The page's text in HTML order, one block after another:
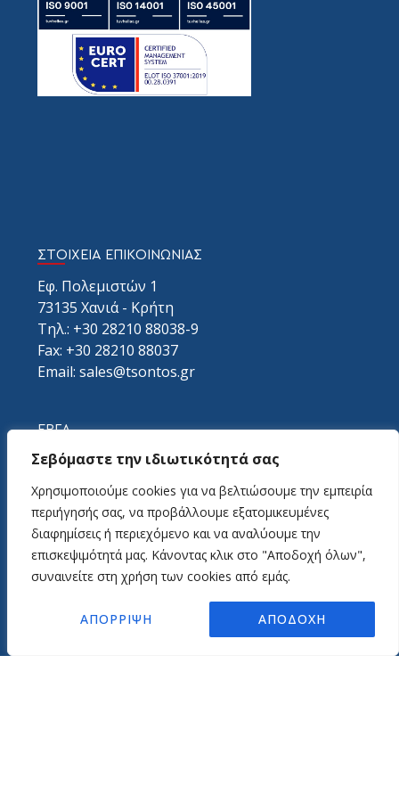
Σεβόμαστε την ιδιωτικότητά σας
Χρησιμοποιούμε cookies για να βελτιώσουμε την εμπειρία
περιήγησής σας, να προβάλλουμε εξατομικευμένες
διαφημίσεις ή περιεχόμενο και να αναλύουμε την
επισκεψιμότητά μας. Κάνοντας κλικ στο "Αποδοχή όλων",
συναινείτε στη χρήση των cookies από εμάς.
ΑΠΟΡΡΙΨΗ ΑΠΟΔΟΧΗ
ΣΤΟΙΧΕΙΑ ΕΠΙΚΟΙΝΩΝΙΑΣ
Εφ. Πολεμιστών 1
73135 Χανιά - Κρήτη
Τηλ.: +30 28210 88038-9
Fax: +30 28210 88037
Email: sales@tsontos.gr
ΕΡΓΑ
Αμερικάνικος Στρατός
Αμερικάνικο Ναυτικό
Δημόσια έργα
Ιδιωτικά Έργα
Real Estate